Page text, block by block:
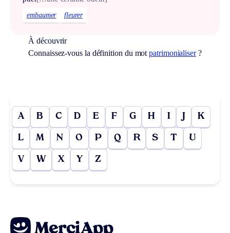
embaumer fleurer
À découvrir
Connaissez-vous la définition du motpatrimonialiser?
A B C D E F G H I J K
L M N O P Q R S T U
V W X Y Z